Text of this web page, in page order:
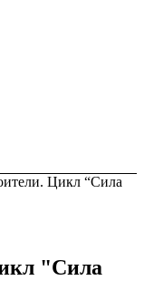
Цикл “Сила
"Сила